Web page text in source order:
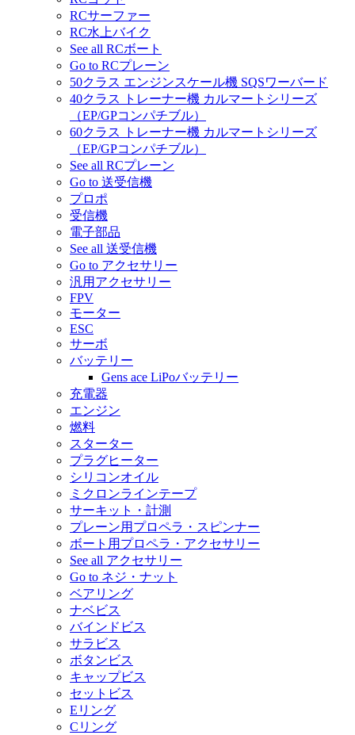
RCサーファー
RC水上バイク
See all RCボート
Go to RCプレーン
50クラス エンジンスケール機 SQSワーバード
40クラス トレーナー機 カルマートシリーズ
（EP/GPコンパチブル）
60クラス トレーナー機 カルマートシリーズ
（EP/GPコンパチブル）
See all RCプレーン
Go to 送受信機
プロポ
受信機
電子部品
See all 送受信機
Go to アクセサリー
汎用アクセサリー
FPV
モーター
ESC
サーボ
バッテリー
Gens ace LiPoバッテリー
充電器
エンジン
燃料
スターター
プラグヒーター
シリコンオイル
ミクロンラインテープ
サーキット・計測
プレーン用プロペラ・スピンナー
ボート用プロペラ・アクセサリー
See all アクセサリー
Go to ネジ・ナット
ベアリング
ナベビス
バインドビス
サラビス
ボタンビス
キャップビス
セットビス
Eリング
Cリング